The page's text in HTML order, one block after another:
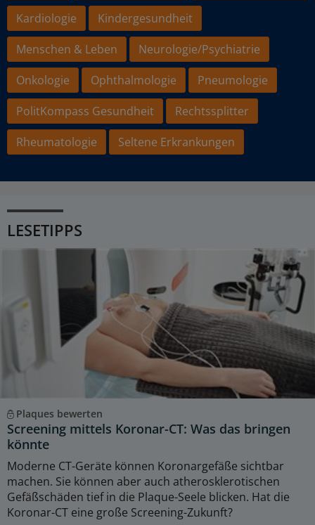
Kardiologie
Kindergesundheit
Menschen & Leben
Neurologie/Psychiatrie
Onkologie
Ophthalmologie
Pneumologie
PolitKompass Gesundheit
Rechtssplitter
Rheumatologie
Seltene Erkrankungen
LESETIPPS
Plaques bewerten
Screening mittels Koronar-CT: Was das bringen
könnte
Moderne CT-Geräte können Koronargefäße sichtbar
machen. Sie können aber auch atherosklerotischen
Gefäßschäden tief in die Plaque-Seele blicken. Hat die
Koronar-CT eine große Screening-Zukunft?